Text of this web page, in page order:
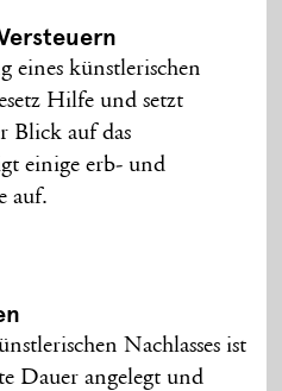
eines künstlerischen
Hilfe und setzt
Blick auf das
einige erb- und
auf.
Nachlasses ist
Dauer angelegt und